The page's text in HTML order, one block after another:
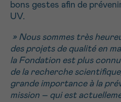
bons gestes afin de
UV.
» Nous sommes très
des projets de qualité en
la Fondation est plus
de la recherche
grande importance à la
mission – qui est